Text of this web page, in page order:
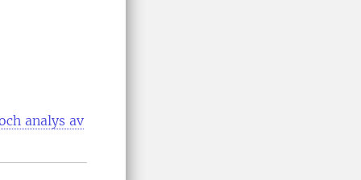
analys av